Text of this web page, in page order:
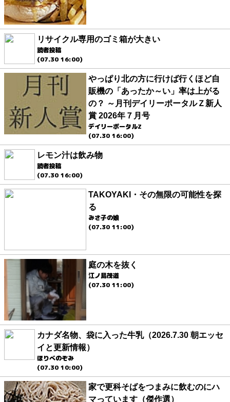
リサイクル専用のゴミ箱が大きい
読者投稿
(07.30 16:00)
やっぱり北の方に行けば行くほど自
販機の「あったか～い」率は上がる
の？ ～月刊デイリーポータルＺ新人
賞 2026年７月号
デイリーポータルZ
(07.30 16:00)
レモン汁は飲み物
読者投稿
(07.30 16:00)
TAKOYAKI・その無限の可能性を探
る
みさ子の娘
(07.30 11:00)
庭の木を抜く
江ノ島茂道
(07.30 11:00)
カナダ名物、袋に入った牛乳（2026.7.30 朝エッセ
イと更新情報）
ほりべのぞみ
(07.30 10:00)
家で更科そばをつまみに飲むのにハ
マっています（傑作選）